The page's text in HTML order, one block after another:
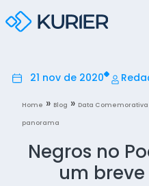
21 nov de 2020
Home » Blog » Data Comemorativa
panorama
Negros no
um